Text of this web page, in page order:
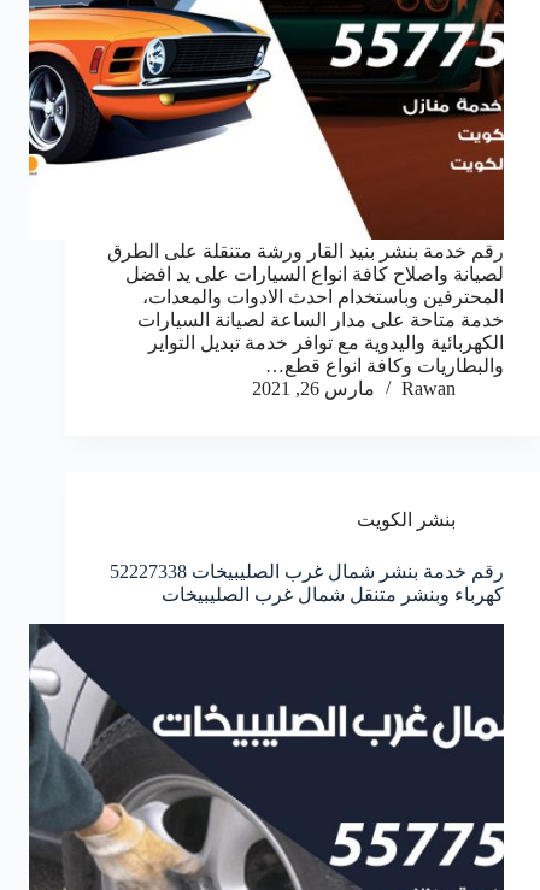
رقم خدمة بنشر بنيد القار ورشة متنقلة على الطرق
لصيانة واصلاح كافة انواع السيارات على يد افضل
المحترفين وباستخدام احدث الادوات والمعدات،
خدمة متاحة على مدار الساعة لصيانة السيارات
الكهربائية واليدوية مع توافر خدمة تبديل التواير
والبطاريات وكافة انواع قطع…
Rawan
مارس 26, 2021
بنشر الكويت
رقم خدمة بنشر شمال غرب الصليبيخات 52227338
كهرباء وبنشر متنقل شمال غرب الصليبيخات